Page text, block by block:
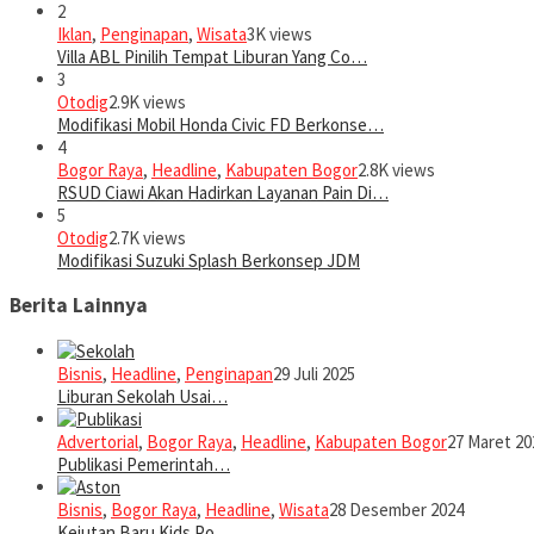
2
Iklan, Penginapan, Wisata3K views
Villa ABL Pinilih Tempat Liburan Yang Co…
3
Otodig2.9K views
Modifikasi Mobil Honda Civic FD Berkonse…
4
Bogor Raya, Headline, Kabupaten Bogor2.8K views
RSUD Ciawi Akan Hadirkan Layanan Pain Di…
5
Otodig2.7K views
Modifikasi Suzuki Splash Berkonsep JDM
Berita Lainnya
Bisnis, Headline, Penginapan29 Juli 2025
Liburan Sekolah Usai…
Advertorial, Bogor Raya, Headline, Kabupaten Bogor27 Maret
Publikasi Pemerintah…
Bisnis, Bogor Raya, Headline, Wisata28 Desember 2024